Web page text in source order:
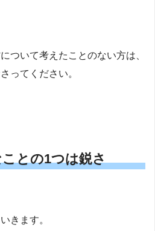
ついて考えたことのない方は、
ってください。
との1つは鋭さ
きます。